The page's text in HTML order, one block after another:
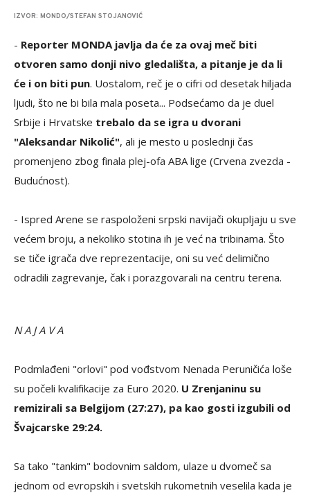
IZVOR: MONDO/STEFAN STOJANOVIĆ
- Reporter MONDA javlja da će za ovaj meč biti
otvoren samo donji nivo gledališta, a pitanje je da li
će i on biti pun. Uostalom, reč je o cifri od desetak hiljada
ljudi, što ne bi bila mala poseta... Podsećamo da je duel
Srbije i Hrvatske trebalo da se igra u dvorani
"Aleksandar Nikolić", ali je mesto u poslednji čas
promenjeno zbog finala plej-ofa ABA lige (Crvena zvezda -
Budućnost).
- Ispred Arene se raspoloženi srpski navijači okupljaju u sve
većem broju, a nekoliko stotina ih je već na tribinama. Što
se tiče igrača dve reprezentacije, oni su već delimično
odradili zagrevanje, čak i porazgovarali na centru terena.
N A J A V A
Podmlađeni "orlovi" pod vođstvom Nenada Peruničića loše
su počeli kvalifikacije za Euro 2020. U Zrenjaninu su
remizirali sa Belgijom (27:27), pa kao gosti izgubili od
Švajcarske 29:24.
Sa tako "tankim" bodovnim saldom, ulaze u dvomeč sa
jednom od evropskih i svetskih rukometnih veselila kada je